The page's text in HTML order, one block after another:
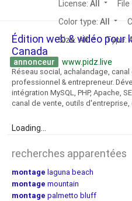
License: All arrow_drop_down File
Color type: All arrow_drop_down
Size:All arrow_drop_down Type:
Édition web & vidéo pour
Canada
annonceur www.pidz.live
Réseau social, achalandage,
professionnel & entrepreneur.
intégration MySQL, PHP, Apache,
canal de vente, outils
Loading...
recherches apparentées
montage laguna beach
montage mountain
montage palmetto bluff